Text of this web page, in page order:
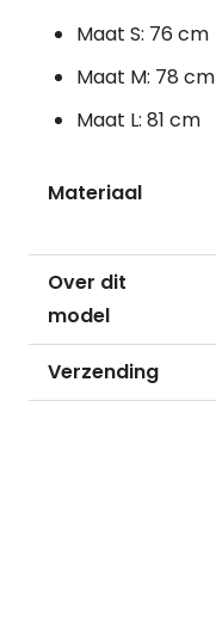
Maat S: 76 cm
Maat M: 78 cm
Maat L: 81 cm
Materiaal
Over dit
model
Verzending